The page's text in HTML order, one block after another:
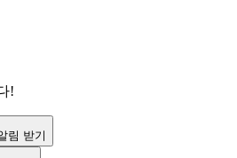
!
림 받기